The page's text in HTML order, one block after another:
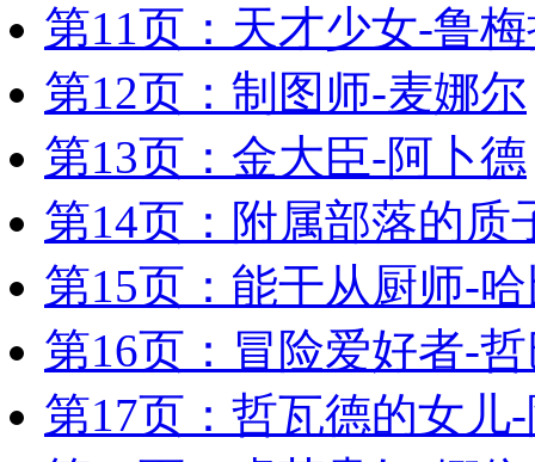
第11页：天才少女-鲁
第12页：制图师-麦娜尔
第13页：金大臣-阿卜德
第14页：附属部落的质
第15页：能干从厨师-
第16页：冒险爱好者-
第17页：哲瓦德的女儿